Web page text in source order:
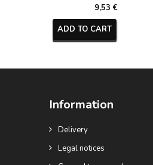
9,53 €
ADD TO CART
Information
Delivery
Legal notices